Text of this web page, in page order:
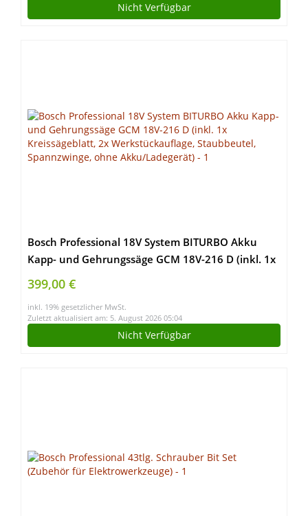
Nicht Verfügbar
Bosch Professional 18V System BITURBO Akku
Kapp- und Gehrungssäge GCM 18V-216 D (inkl. 1x
Kreissägeblatt, 2x Werkstückauflage, Staubbeutel,
Spannzwinge, ohne Akku/Ladegerät)
399,00 €
inkl. 19% gesetzlicher MwSt.
Zuletzt aktualisiert am: 5. August 2026 05:04
Nicht Verfügbar